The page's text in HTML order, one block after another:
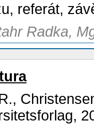
referát,
Radka,